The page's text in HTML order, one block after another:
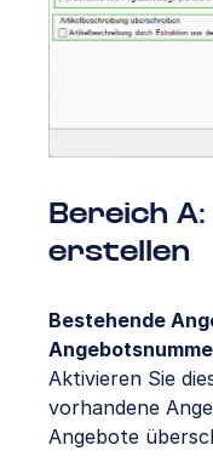
Bereich
erstellen
Bestehende
Aktivieren Sie
vorhandene
Angebote